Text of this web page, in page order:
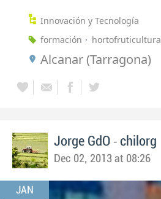
Innovación y Tecnología
formación
hortofruticultura
Alcanar (Tarragona)
Jorge GdO - chilorg
Dec 02, 2013 at 08:26
JAN